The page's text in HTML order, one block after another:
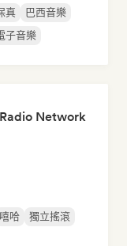
真
巴西音樂
子音樂
Network
嘻哈
獨立搖滾